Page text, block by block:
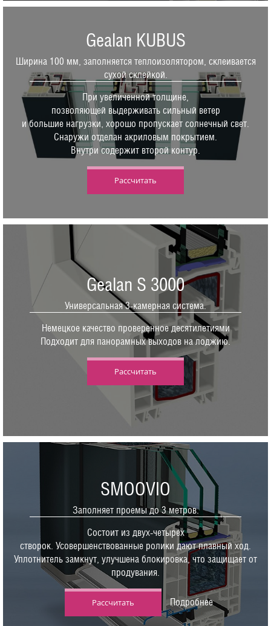
Gealan KUBUS
Ширина 100 мм, заполняется теплоизолятором, склеивается
сухой склейкой.
При увеличенной толщине,
позволяющей выдерживать сильный ветер
и большие нагрузки, хорошо пропускает солнечный свет.
Снаружи отделан акриловым покрытием.
Внутри содержит второй контур.
Рассчитать
Gealan S 3000
Универсальная 3-камерная система.
Немецкое качество проверенное десятилетиями
Подходит для панорамных выходов на лоджию.
Рассчитать
SMOOVIO
Заполняет проемы до 3 метров.
Состоит из двух-четырех
створок. Усовершенствованные ролики дают плавный ход.
Уплотнитель замкнут, улучшена блокировка, что защищает от
продувания.
Рассчитать Подробнее